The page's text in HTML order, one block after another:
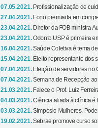
07.05.2021. Profissionalização de
27.04.2021. Fono premiada em
23.04.2021. Diretor da FOB ministra
23.04.2021.Odonto USP é primeira
16.04.2021.Saúde Coletiva é tema
15.04.2021. Eleito representante dos
07.04.2021. Eleição de servidores no
07.04.2021.Semana de Recepção
21.03.2021. Falece o Prof. Luiz
04.03.2021.Ciência aliada à clínica é
03.03.2021.Simpósio Mulheres,
19.02.2021.Sebrae promove curso